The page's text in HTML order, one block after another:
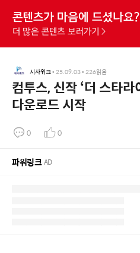
시사위크 • 25.09.03• 226읽음
컴투스, 신작 ‘더 스타라
다운로드 시작
0 0
파워링크AD